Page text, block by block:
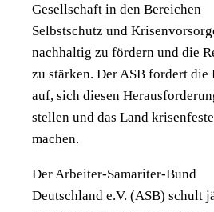
Gesellschaft in den Bereichen
Selbstschutz und
nachhaltig zu fördern und die
zu stärken. Der ASB fordert
auf, sich diesen
stellen und das Land
machen.
Der Arbeiter-Samariter-Bund
Deutschland e.V. (ASB) schult